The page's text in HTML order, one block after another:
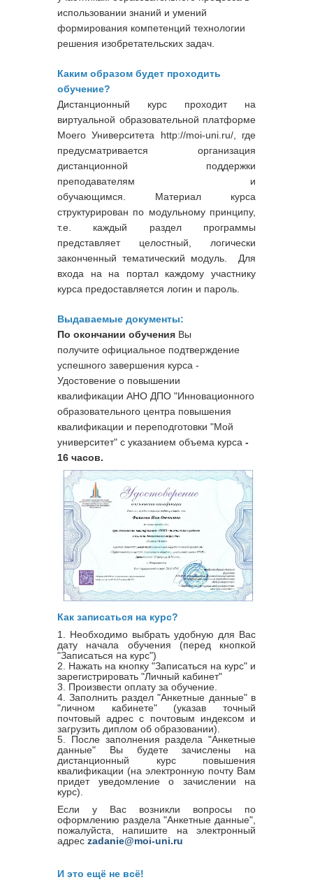
использовании знаний и умений
формирования компетенций технологии
решения изобретательских задач.
Каким образом будет проходить
обучение?
Дистанционный курс проходит на
виртуальной образовательной платформе
Моего Университета http://moi-uni.ru/, где
предусматривается организация
дистанционной поддержки
преподавателям и
обучающимся. Материал курса
структурирован по модульному принципу,
т.е. каждый раздел программы
представляет целостный, логически
законченный тематический модуль. Для
входа на на портал каждому участнику
курса предоставляется логин и пароль.
Выдаваемые документы:
По окончании обучения Вы
получите официальное подтверждение
успешного завершения курса -
Удостовение о повышении
квалификации АНО ДПО "Инновационного
образовательного центра повышения
квалификации и переподготовки "Мой
университет" с указанием объема курса -
16 часов.
Как записаться на курс?
1. Необходимо выбрать удобную для Вас
дату начала обучения (перед кнопкой
"Записаться на курс")
2. Нажать на кнопку "Записаться на курс" и
зарегистрировать "Личный кабинет"
3. Произвести оплату за обучение.
4. Заполнить раздел "Анкетные данные" в
"личном кабинете" (указав точный
почтовый адрес с почтовым индексом и
загрузить диплом об образовании).
5. После заполнения раздела "Анкетные
данные" Вы будете зачислены на
дистанционный курс повышения
квалификации (на электронную почту Вам
придет уведомление о зачислении на
курс).
Если у Вас возникли вопросы по
оформлению раздела "Анкетные данные",
пожалуйста, напишите на электронный
адрес zadanie@moi-uni.ru
И это ещё не всё!